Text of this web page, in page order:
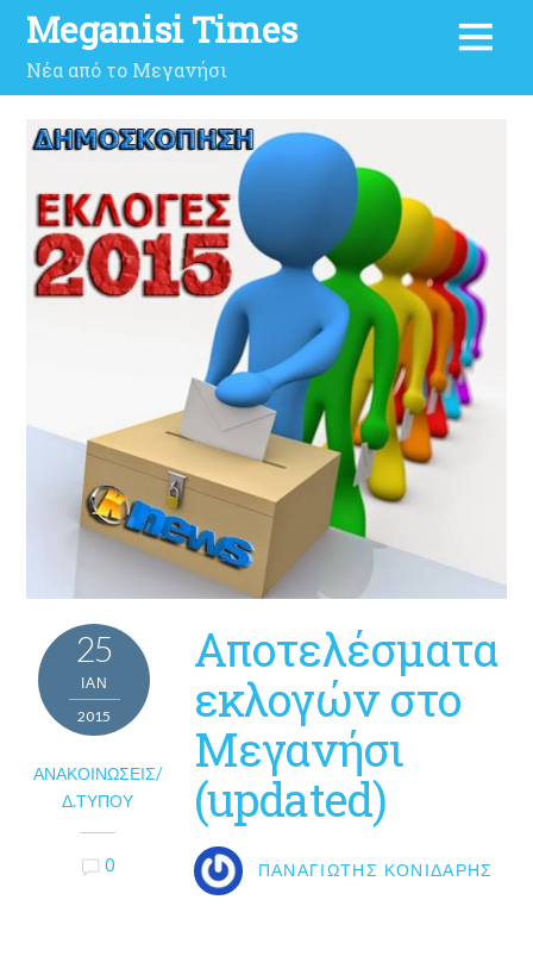
Meganisi Times
Νέα από το Μεγανήσι
25
ΙΑΝ
2015
ΑΝΑΚΟΙΝΏΣΕΙΣ/
Δ.ΤΎΠΟΥ
0
Αποτελέσματα
εκλογών στο
Μεγανήσι
(updated)
ΠΑΝΑΓΙΏΤΗΣ ΚΟΝΙΔΆΡΗΣ